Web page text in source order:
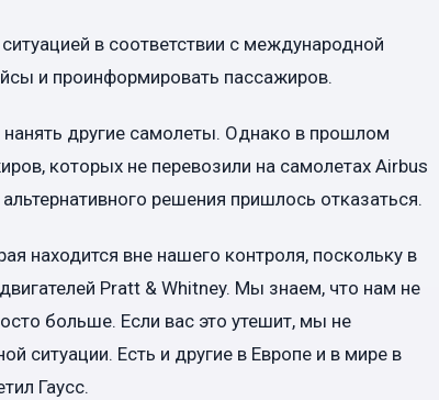
в соответствии с международной
и проинформировать пассажиров.
другие самолеты. Однако в прошлом
которых не перевозили на самолетах Airbus
решения пришлось отказаться.
находится вне нашего контроля, поскольку в
Pratt & Whitney. Мы знаем, что нам не
больше. Если вас это утешит, мы не
ситуации. Есть и другие в Европе и в мире в
Гаусс.